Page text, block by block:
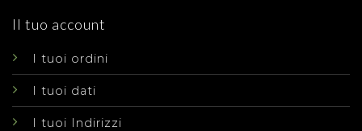
Il tuo account
I tuoi ordini
I tuoi dati
I tuoi Indirizzi